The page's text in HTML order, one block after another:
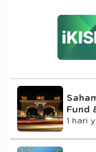
Fund
1 hari